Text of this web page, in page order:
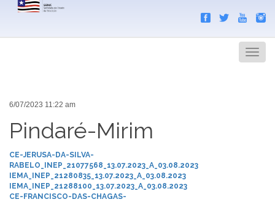
Menu
6/07/2023 11:22 am
Pindaré-Mirim
CE-JERUSA-DA-SILVA-
RABELO_INEP_21077568_13.07.2023_A_03.08.2023
IEMA_INEP_21280835_13.07.2023_A_03.08.2023
IEMA_INEP_21288100_13.07.2023_A_03.08.2023
CE-FRANCISCO-DAS-CHAGAS-